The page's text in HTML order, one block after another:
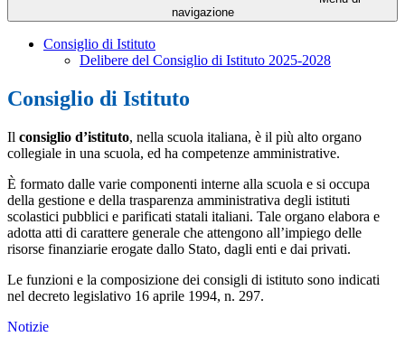
navigazione
Consiglio di Istituto
Delibere del Consiglio di Istituto 2025-2028
Consiglio di Istituto
Il consiglio d’istituto, nella scuola italiana, è il più alto organo
collegiale in una scuola, ed ha competenze amministrative.
È formato dalle varie componenti interne alla scuola e si occupa
della gestione e della trasparenza amministrativa degli istituti
scolastici pubblici e parificati statali italiani. Tale organo elabora e
adotta atti di carattere generale che attengono all’impiego delle
risorse finanziarie erogate dallo Stato, dagli enti e dai privati.
Le funzioni e la composizione dei consigli di istituto sono indicati
nel decreto legislativo 16 aprile 1994, n. 297.
Notizie